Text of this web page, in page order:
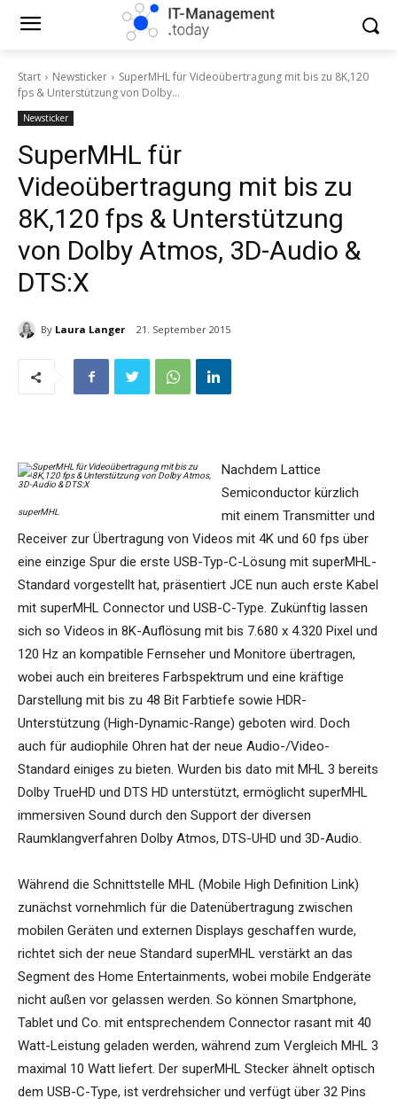
Start Newsticker
SuperMHL für Videoübertragung mit bis zu 8K,120
fps & Unterstützung von Dolby...
Newsticker
SuperMHL für
Videoübertragung mit bis zu
8K,120 fps & Unterstützung
von Dolby Atmos, 3D-Audio &
DTS:X
By Laura Langer 21. September 2015
superMHL
Nachdem Lattice
Semiconductor kürzlich
mit einem Transmitter und
Receiver zur Übertragung von Videos mit 4K und 60 fps über
eine einzige Spur die erste USB-Typ-C-Lösung mit superMHL-
Standard vorgestellt hat, präsentiert JCE nun auch erste Kabel
mit superMHL Connector und USB-C-Type. Zukünftig lassen
sich so Videos in 8K-Auflösung mit bis 7.680 x 4.320 Pixel und
120 Hz an kompatible Fernseher und Monitore übertragen,
wobei auch ein breiteres Farbspektrum und eine kräftige
Darstellung mit bis zu 48 Bit Farbtiefe sowie HDR-
Unterstützung (High-Dynamic-Range) geboten wird. Doch
auch für audiophile Ohren hat der neue Audio-/Video-
Standard einiges zu bieten. Wurden bis dato mit MHL 3 bereits
Dolby TrueHD und DTS HD unterstützt, ermöglicht superMHL
immersiven Sound durch den Support der diversen
Raumklangverfahren Dolby Atmos, DTS-UHD und 3D-Audio.
Während die Schnittstelle MHL (Mobile High Definition Link)
zunächst vornehmlich für die Datenübertragung zwischen
mobilen Geräten und externen Displays geschaffen wurde,
richtet sich der neue Standard superMHL verstärkt an das
Segment des Home Entertainments, wobei mobile Endgeräte
nicht außen vor gelassen werden. So können Smartphone,
Tablet und Co. mit entsprechendem Connector rasant mit 40
Watt-Leistung geladen werden, während zum Vergleich MHL 3
maximal 10 Watt liefert. Der superMHL Stecker ähnelt optisch
dem USB-C-Type, ist verdrehsicher und verfügt über 32 Pins